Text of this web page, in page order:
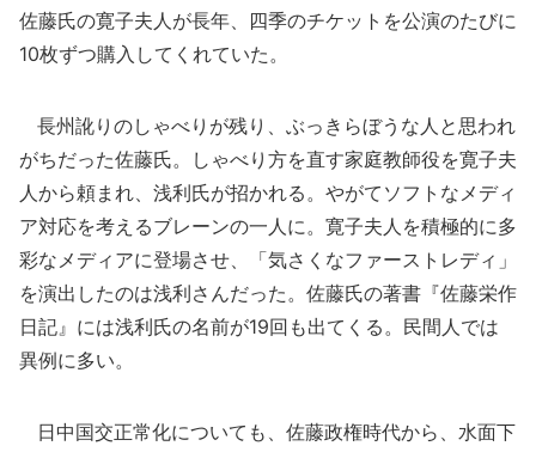
佐藤氏の寛子夫人が長年、四季のチケットを公演のたびに
10枚ずつ購入してくれていた。
長州訛りのしゃべりが残り、ぶっきらぼうな人と思われ
がちだった佐藤氏。しゃべり方を直す家庭教師役を寛子夫
人から頼まれ、浅利氏が招かれる。やがてソフトなメディ
ア対応を考えるブレーンの一人に。寛子夫人を積極的に多
彩なメディアに登場させ、「気さくなファーストレディ」
を演出したのは浅利さんだった。佐藤氏の著書『佐藤栄作
日記』には浅利氏の名前が19回も出てくる。民間人では
異例に多い。
日中国交正常化についても、佐藤政権時代から、水面下